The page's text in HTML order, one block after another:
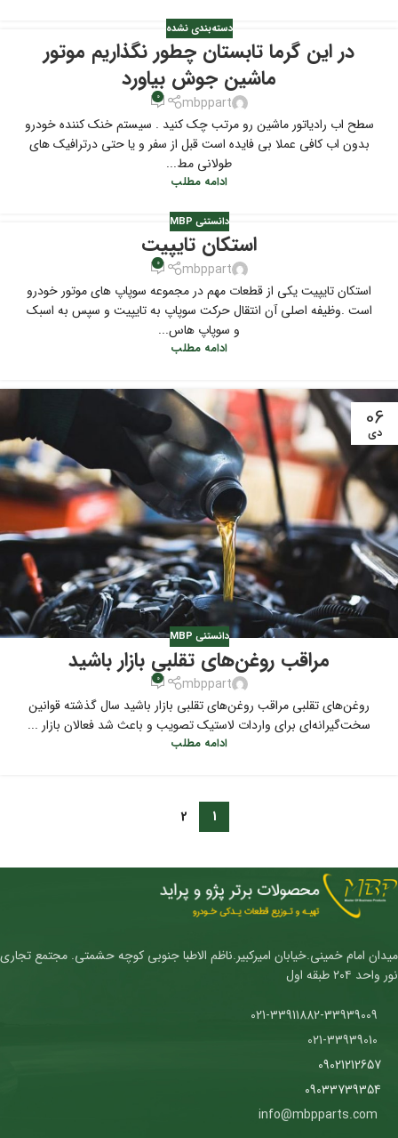
دسته‌بندی نشده
در این گرما تابستان چطور نگذاریم موتور
ماشین جوش بیاورد
mbppart
0
سطح اب رادیاتور ماشین رو مرتب چک کنید . سیستم خنک کننده خودرو
بدون اب کافی عملا بی فایده است قبل از سفر و یا حتی درترافیک های
طولانی مط...
ادامه مطلب
دانستنی MBP
استکان تایپیت
mbppart
0
استکان تایپیت یکی از قطعات مهم در مجموعه سوپاپ های موتور خودرو
است .وظیفه اصلی آن انتقال حرکت سوپاپ به تایپیت و سپس به اسبک
و سوپاپ هاس...
ادامه مطلب
06
دی
دانستنی MBP
مراقب روغن‌های تقلبی بازار باشید
mbppart
0
روغن‌های تقلبی مراقب روغن‌های تقلبی بازار باشید سال گذشته قوانین
سخت‌گیرانه‌ای برای واردات لاستیک تصویب و باعث شد فعالان بازار ...
ادامه مطلب
1
2
میدان امام خمینی.خیابان امیرکبیر.ناظم الاطبا جنوبی کوچه حشمتی. مجتمع تجاری
نور واحد ۲۰۴ طبقه اول
09021212657
09033739354